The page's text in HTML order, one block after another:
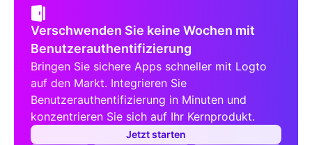
Verschwenden Sie keine Wochen mit
Benutzerauthentifizierung
Bringen Sie sichere Apps schneller mit Logto
auf den Markt. Integrieren Sie
Benutzerauthentifizierung in Minuten und
konzentrieren Sie sich auf Ihr Kernprodukt.
Jetzt starten